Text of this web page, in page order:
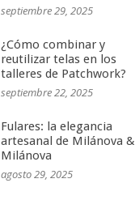
septiembre 29, 2025
¿Cómo combinar y
reutilizar telas en los
talleres de Patchwork?
septiembre 22, 2025
Fulares: la elegancia
artesanal de Milánova &
Milánova
agosto 29, 2025